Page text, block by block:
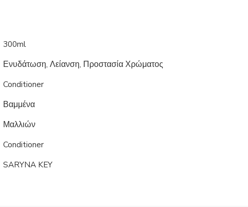
300ml
Ενυδάτωση, Λείανση, Προστασία Χρώματος
Conditioner
Βαμμένα
Μαλλιών
Conditioner
SARYNA KEY